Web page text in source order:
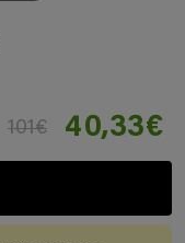
101€ 40,33€